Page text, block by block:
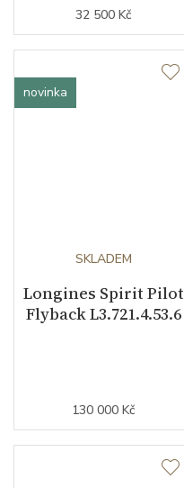
32 500 Kč
novinka
SKLADEM
Longines Spirit Pilot
Flyback L3.721.4.53.6
130 000 Kč